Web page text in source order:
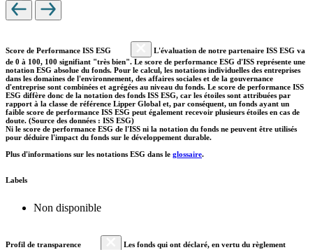
Score de Performance ISS ESG
L'évaluation de notre partenaire ISS ESG va
de 0 à 100, 100 signifiant "très bien". Le score de performance ESG d'ISS représente une
notation ESG absolue du fonds. Pour le calcul, les notations individuelles des entreprises
dans les domaines de l'environnement, des affaires sociales et de la gouvernance
d'entreprise sont combinées et agrégées au niveau du fonds. Le score de performance ISS
ESG diffère donc de la notation des fonds ISS ESG, car les étoiles sont attribuées par
rapport à la classe de référence Lipper Global et, par conséquent, un fonds ayant un
faible score de performance ISS ESG peut également recevoir plusieurs étoiles en cas de
doute. (Source des données : ISS ESG)
Ni le score de performance ESG de l'ISS ni la notation du fonds ne peuvent être utilisés
pour déduire l'impact du fonds sur le développement durable.
Plus d'informations sur les notations ESG dans le glossaire.
Labels
Non disponible
Profil de transparence
Les fonds qui ont déclaré, en vertu du règlement